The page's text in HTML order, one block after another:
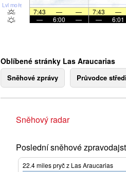
Lvl moře
7:43 — — 7:43 —
—
6:00 — — 6:01
Oblíbené stránky Las Araucarias
Sněhové zprávy Průvodce
Sněhový radar
Poslední sněhové
22.4milespryč z Las Araucarias